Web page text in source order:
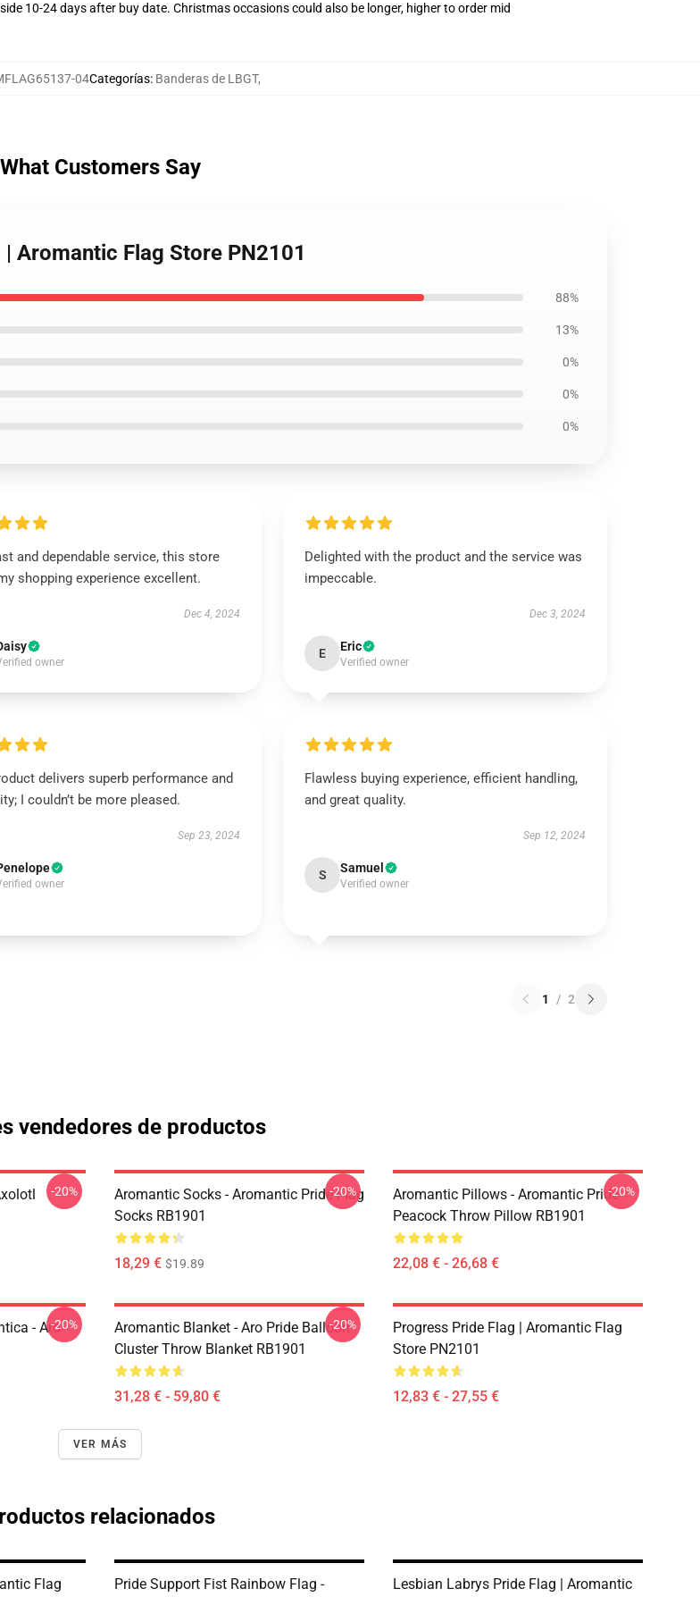
10-24 days after buy date. Christmas occasions could also be longer, higher to order mid
04Categorías: Banderas de LBGT,
What Customers Say
Aromantic Flag Store PN2101
88%
13%
0%
0%
0%
and dependable service, this store
shopping experience excellent.
Dec 4, 2024
owner
Delighted with the product and the service was
impeccable.
Dec 3, 2024
E Eric
Verified owner
delivers superb performance and
I couldn’t be more pleased.
Sep 23, 2024
owner
Flawless buying experience, efficient handling,
and great quality.
Sep 12, 2024
S Samuel
Verified owner
1 / 2
vendedores de productos
-20%
Aromantic Socks - Aromantic Pride Flag
Socks RB1901
18,29 € $19.89
-20%
Aromantic Pillows - Aromantic Pride
Peacock Throw Pillow RB1901
22,08 € - 26,68 €
-20%
- Aro-20%
Aromantic Blanket - Aro Pride Balloon
Cluster Throw Blanket RB1901
31,28 € - 59,80 €
-20%
Progress Pride Flag | Aromantic Flag
Store PN2101
12,83 € - 27,55 €
VER MÁS
relacionados
Flag
Pride Support Fist Rainbow Flag -
Lesbian Labrys Pride Flag | Aromantic